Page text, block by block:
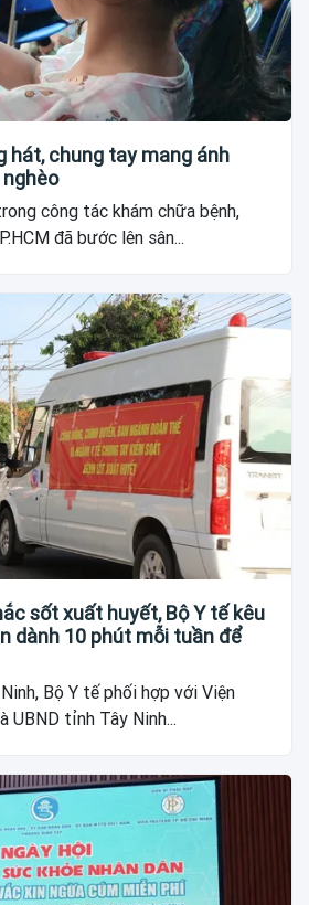
hát, chung tay mang ánh
công tác khám chữa bệnh,
đã bước lên sân...
sốt xuất huyết, Bộ Y tế kêu
dành 10 phút mỗi tuần để
Bộ Y tế phối hợp với Viện
UBND tỉnh Tây Ninh...